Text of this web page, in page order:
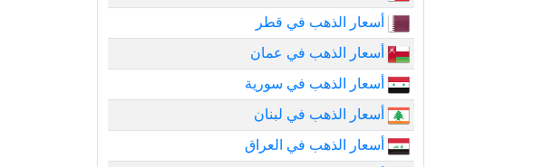
أسعار الذهب في قطر
أسعار الذهب في عمان
أسعار الذهب في سورية
أسعار الذهب في لبنان
أسعار الذهب في العراق